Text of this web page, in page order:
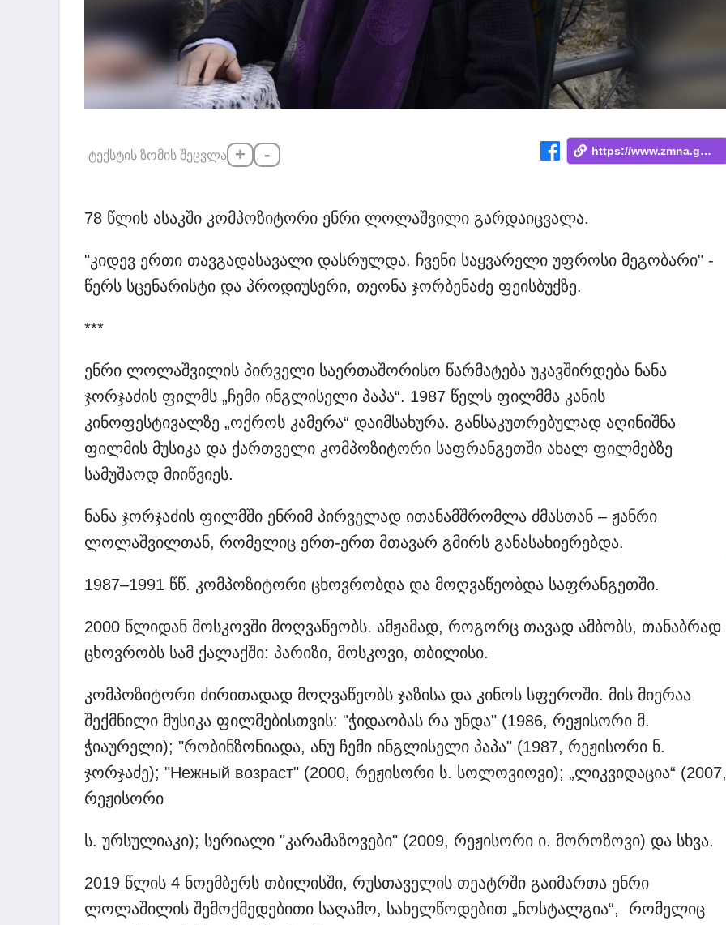
ტექსტის ზომის შეცვლა + - https://www.zmna.ge/news/78-tslis-asaksh...
78 წლის ასაკში კომპოზიტორი ენრი ლოლაშვილი გარდაიცვალა.
"კიდევ ერთი თავგადასავალი დასრულდა. ჩვენი საყვარელი უფროსი მეგობარი" -
წერს სცენარისტი და პროდიუსერი, თეონა ჯორბენაძე ფეისბუქზე.
***
ენრი ლოლაშვილის პირველი საერთაშორისო წარმატება უკავშირდება ნანა
ჯორჯაძის ფილმს „ჩემი ინგლისელი პაპა“. 1987 წელს ფილმმა კანის
კინოფესტივალზე „ოქროს კამერა“ დაიმსახურა. განსაკუთრებულად აღინიშნა
ფილმის მუსიკა და ქართველი კომპოზიტორი საფრანგეთში ახალ ფილმებზე
სამუშაოდ მიიწვიეს.
ნანა ჯორჯაძის ფილმში ენრიმ პირველად ითანამშრომლა ძმასთან – ჟანრი
ლოლაშვილთან, რომელიც ერთ-ერთ მთავარ გმირს განასახიერებდა.
1987–1991 წწ. კომპოზიტორი ცხოვრობდა და მოღვაწეობდა საფრანგეთში.
2000 წლიდან მოსკოვში მოღვაწეობს. ამჟამად, როგორც თავად ამბობს, თანაბრად
ცხოვრობს სამ ქალაქში: პარიზი, მოსკოვი, თბილისი.
კომპოზიტორი ძირითადად მოღვაწეობს ჯაზისა და კინოს სფეროში. მის მიერაა
შექმნილი მუსიკა ფილმებისთვის: "ჭიდაობას რა უნდა" (1986, რეჟისორი მ.
ჭიაურელი); "რობინზონიადა, ანუ ჩემი ინგლისელი პაპა" (1987, რეჟისორი ნ.
ჯორჯაძე); "Нежный возраст" (2000, რეჟისორი ს. სოლოვიოვი); „ლიკვიდაცია“ (2007,
რეჟისორი
ს. ურსულიაკი); სერიალი "კარამაზოვები" (2009, რეჟისორი ი. მოროზოვი) და სხვა.
2019 წლის 4 ნოემბერს თბილისში, რუსთაველის თეატრში გაიმართა ენრი
ლოლაშილის შემოქმედებითი საღამო, სახელწოდებით „ნოსტალგია“, რომელიც